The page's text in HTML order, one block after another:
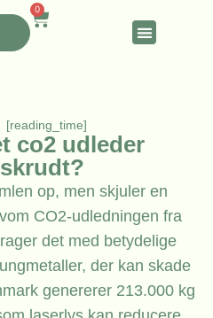
0
[reading_time]
co2 udleder
op, men skjuler en
CO2-udledningen fra
det med betydelige
der kan skade
genererer 213.000 kg